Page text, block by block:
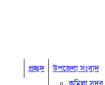
প্রচ্ছদ
উপজেলা সংবাদ